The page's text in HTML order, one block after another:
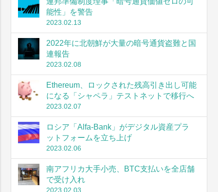
能性」を警告
2023.02.13
2022年に北朝鮮が大量の暗号通貨盗難と国
連報告
2023.02.08
Ethereum、ロックされた残高引き出し可能
になる「シャペラ」テストネットで移行へ
2023.02.07
ロシア「Alfa-Bank」がデジタル資産プラ
ットフォームを立ち上げ
2023.02.06
南アフリカ大手小売、BTC支払いを全店舗
で受け入れ
2023.02.03